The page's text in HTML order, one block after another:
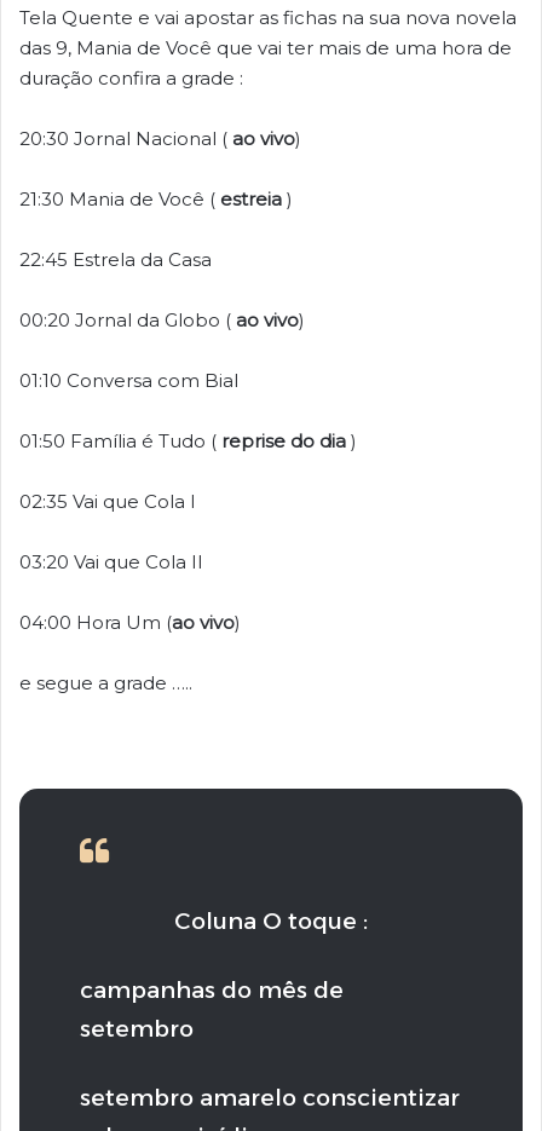
Tela Quente e vai apostar as fichas na sua nova novela
das 9, Mania de Você que vai ter mais de uma hora de
duração confira a grade :
20:30 Jornal Nacional ( ao vivo)
21:30 Mania de Você ( estreia )
22:45 Estrela da Casa
00:20 Jornal da Globo ( ao vivo)
01:10 Conversa com Bial
01:50 Família é Tudo ( reprise do dia )
02:35 Vai que Cola I
03:20 Vai que Cola II
04:00 Hora Um (ao vivo)
e segue a grade …..
Coluna O toque :
campanhas do mês de
setembro
setembro amarelo conscientizar